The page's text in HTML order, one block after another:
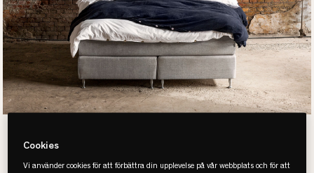
Sänghistoria
Cookies
Vi använder cookies för att förbättra din upplevelse på vår webbplats och för att